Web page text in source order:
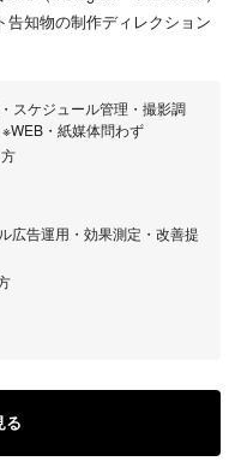
知物の制作ディレクション
スケジュール管理・撮影調
・紙媒体問わず
広告運用・効果測定・改善提
る